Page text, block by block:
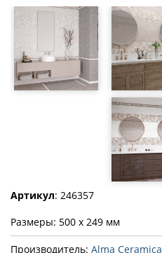
Артикул: 246357
Размеры: 500 x 249 мм
Производитель: Alma Ceramica